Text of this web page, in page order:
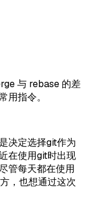
与 rebase 的差
用指令。
决定选择git作为
在使用git时出现
管每天都在使用
，也想通过这次